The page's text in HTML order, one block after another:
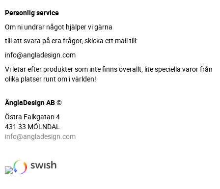
Personlig service
Om ni undrar något hjälper vi gärna
till att svara på era frågor, skicka ett mail till:
info@angladesign.com
Vi letar efter produkter som inte finns överallt, lite speciella varor från
olika platser runt om i världen!
ÄnglaDesign AB ©
Östra Falkgatan 4
431 33 MÖLNDAL
info@angladesign.com